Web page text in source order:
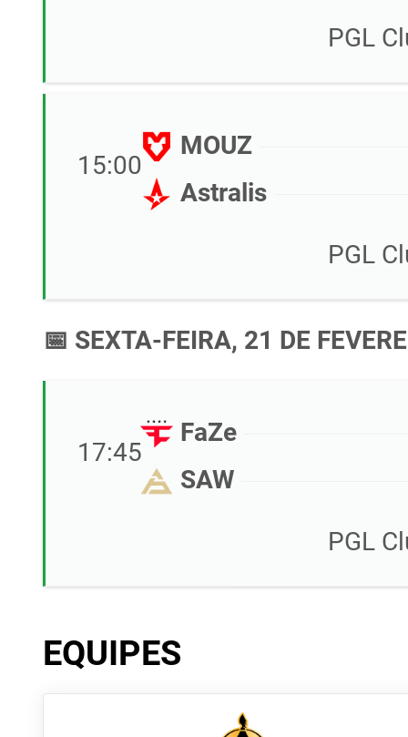
PGL
15:00
MOUZ
Astralis
PGL
📅 SEXTA-FEIRA, 21 DE
17:45
FaZe
SAW
PGL
EQUIPES